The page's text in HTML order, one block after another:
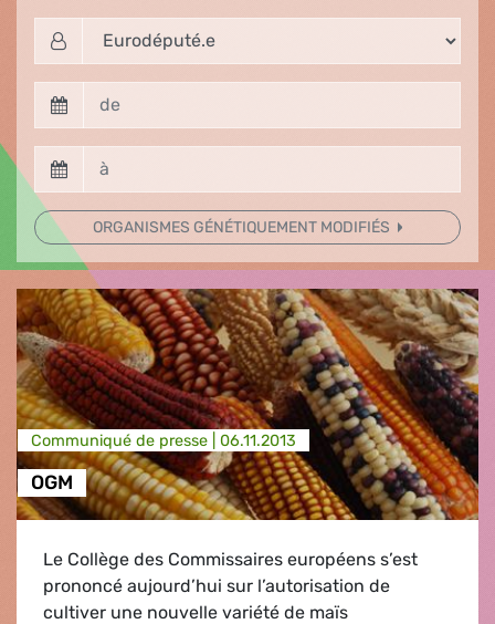
ORGANISMES GÉNÉTIQUEMENT MODIFIÉS
Communiqué de presse | 06.11.2013
OGM
Le Collège des Commissaires européens s’est
prononcé aujourd’hui sur l’autorisation de
cultiver une nouvelle variété de maïs